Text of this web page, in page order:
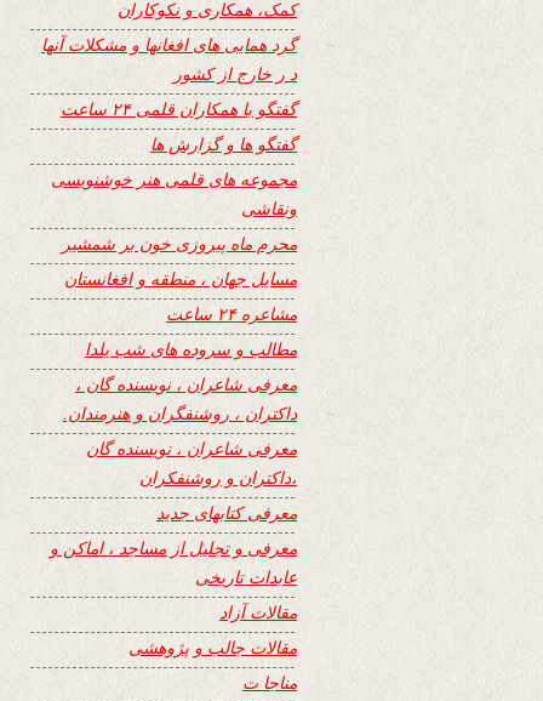
کمک، همکاری و نکوکاران
گرد همایی های افغانها و مشکلات آنها
د ر خارج از کشور
گفتگو با همکاران قلمی ۲۴ ساعت
گفتگو ها و گزارش ها
مجموعه های قلمی هنر خوشنویسی
ونقاشی
محرم ماه پیروزی خون بر شمشیر
مسایل جهان ، منطقه و افغانستان
مشاعره ۲۴ ساعت
مطالب و سروده های شب یلدا
معرفی شاعران ، نویسنده گان ،
داکتران ، روشنفگران و هنرمندان.
معرفی شاعران ، نویسنده گان
،داکتران و روشنفکران
معرفی کتابهای جدید
معرفی و تجلیل از مساجد ، اماکن و
عابدات تاریخی
مقالات آزاد
مقالات جالب و پژوهشی
مناجا ت